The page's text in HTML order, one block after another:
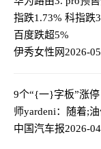
指跌1.73% 科指跌
百度跌超5%
伊秀女性网2026-
9个“{一}字板”涨停
师yardeni：随着;
中国汽车报2026-